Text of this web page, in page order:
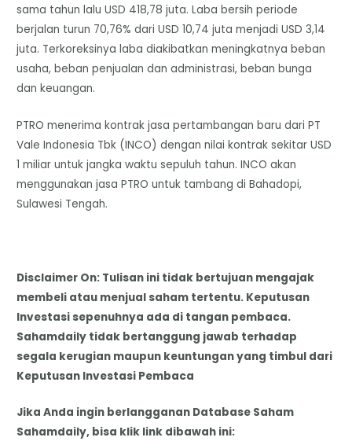
sama tahun lalu USD 418,78 juta. Laba bersih periode
berjalan turun 70,76% dari USD 10,74 juta menjadi USD 3,14
juta. Terkoreksinya laba diakibatkan meningkatnya beban
usaha, beban penjualan dan administrasi, beban bunga
dan keuangan.
PTRO menerima kontrak jasa pertambangan baru dari PT
Vale Indonesia Tbk (INCO) dengan nilai kontrak sekitar USD
1 miliar untuk jangka waktu sepuluh tahun. INCO akan
menggunakan jasa PTRO untuk tambang di Bahadopi,
Sulawesi Tengah.
Disclaimer On: Tulisan ini tidak bertujuan mengajak
membeli atau menjual saham tertentu. Keputusan
Investasi sepenuhnya ada di tangan pembaca.
Sahamdaily tidak bertanggung jawab terhadap
segala kerugian maupun keuntungan yang timbul dari
Keputusan Investasi Pembaca
Jika Anda ingin berlangganan Database Saham
Sahamdaily, bisa klik link dibawah ini: